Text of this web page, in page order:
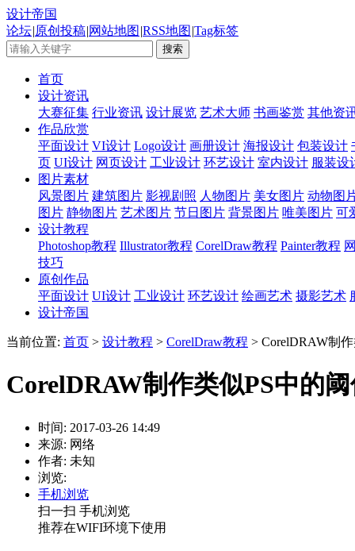
设计帝国
论坛|原创投稿|网站地图 |RSS地图 |Tag标签
首页
设计资讯
大赛征集 行业资讯 设计展览 艺术大师 书画鉴赏 其他资
作品欣赏
平面设计 VI设计 Logo设计 画册设计 海报设计 包装设计
页 UI设计 网页设计 工业设计 环艺设计 室内设计 服装设
图片素材
风景图片 建筑图片 影视剧照 人物图片 美女图片 动物图
图片 静物图片 艺术图片 节日图片 背景图片 唯美图片 可
设计教程
Photoshop教程 Illustrator教程 CorelDraw教程 Painter教程
技巧
原创作品
平面设计 UI设计 工业设计 环艺设计 绘画艺术 摄影艺术
设计帝国
当前位置: 首页 > 设计教程 > CorelDraw教程 > CorelDRAW制
CorelDRAW制作类似PS中的
时间: 2017-03-26 14:49
来源: 网络
作者: 未知
浏览:
手机浏览
扫一扫 手机浏览
推荐在WIFI环境下使用